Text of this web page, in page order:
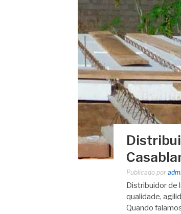
Publicado por
Distribuidor de
qualidade,
Quando